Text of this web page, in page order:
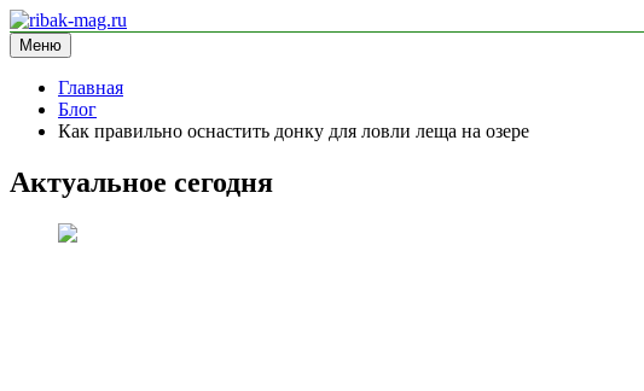
Перейти
к
содержимому
ribak-mag.ru
блог про рыбалку
Меню
Главная
Блог
Как правильно оснастить донку для ловли леща на озере
Актуальное сегодня